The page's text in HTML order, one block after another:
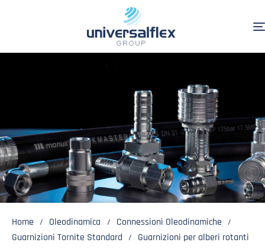
Home Oleodinamica
Connessioni Oleodinamiche
Guarnizioni Tornite Standard
Guarnizioni per alberi rotanti